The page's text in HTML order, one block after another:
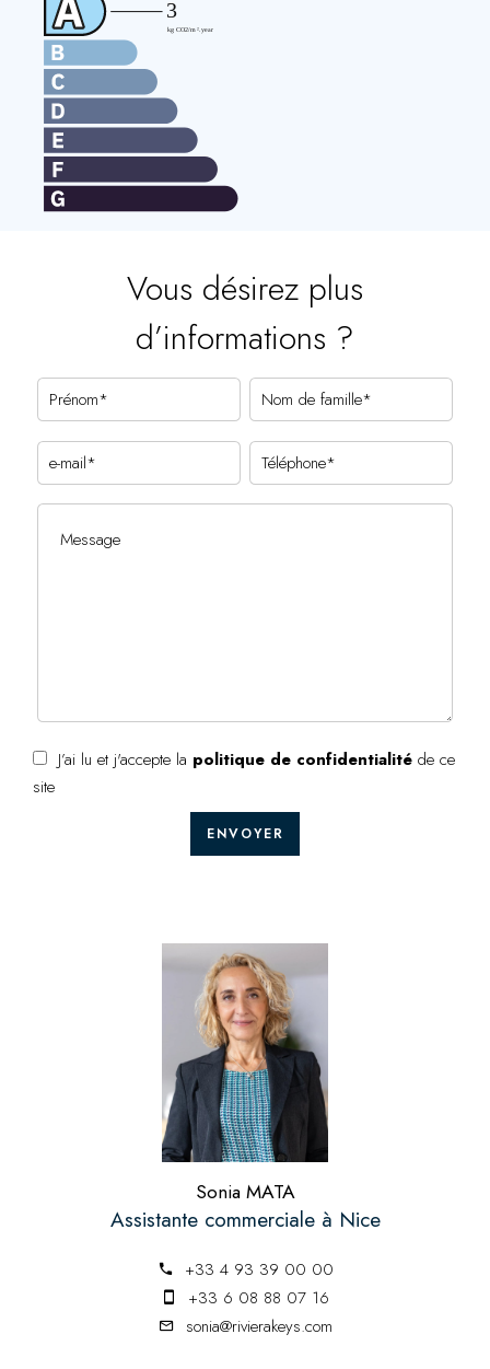
Vous désirez plus
d’informations ?
J’ai lu et j'accepte la politique de confidentialité de ce
site
ENVOYER
Sonia MATA
Assistante commerciale à Nice
+33 4 93 39 00 00
+33 6 08 88 07 16
sonia@rivierakeys.com